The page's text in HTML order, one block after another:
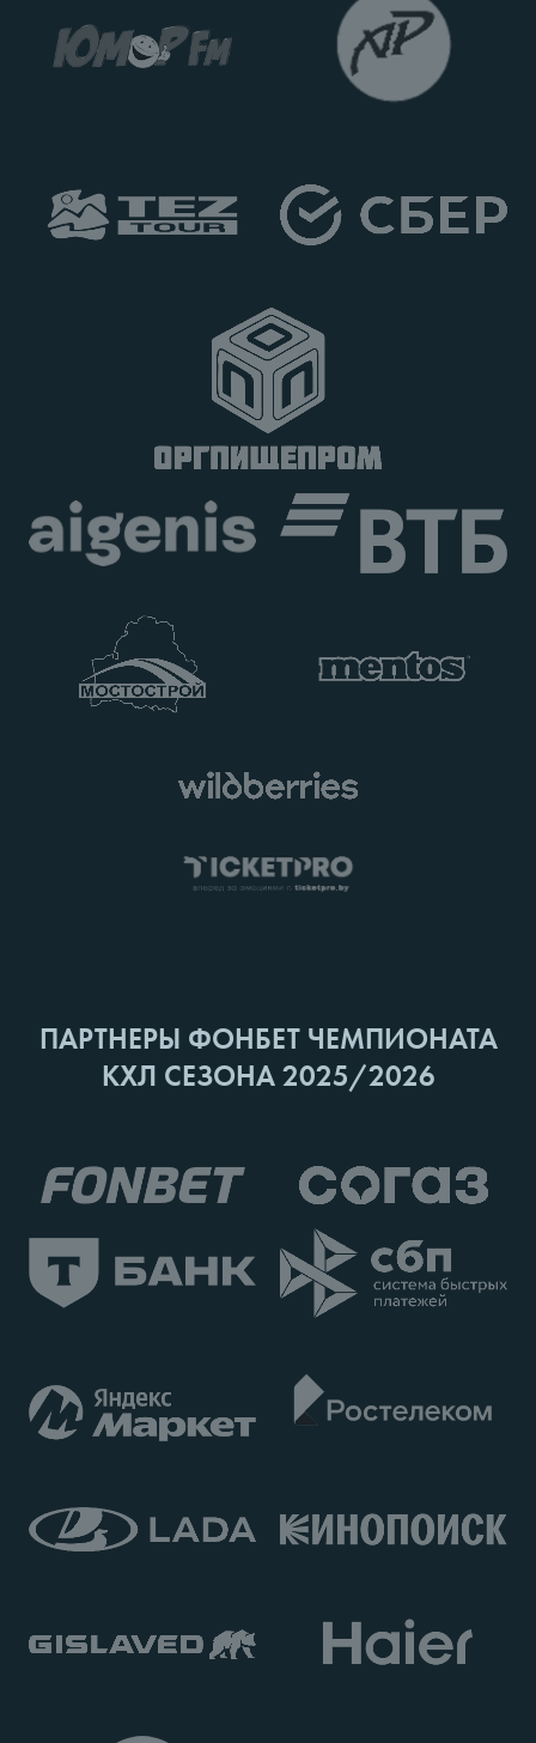
ПАРТНЕРЫ ФОНБЕТ ЧЕМПИОНАТА
КХЛ СЕЗОНА 2025/2026